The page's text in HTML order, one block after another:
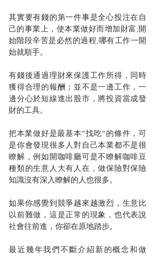
其實要有錢的第一件事是全心投注在自
己的事業上，使本業做好而增加財富;開
始階段辛苦是必然的過程,哪有工作一開
始就順手。
有錢後通過理財來保護工作所得，同時
獲得合理的報酬；並不是一邊工作，一
邊分心於短線進出股市，將投資當成發
財的工具。
把本業做好是最基本“找吃”的條件，可
是你會發現很多人對自己本業都不是很
瞭解，例如開咖啡廳可是不瞭解咖啡豆
種類的生意人大有人在，做保險對保險
知識沒有深入瞭解的人也很多。
如果你感覺到競爭越來越激烈，生意比
以前難做，這是正常的現象，也代表說
社會往前進，你卻在原地踏步。
最近幾年我們不斷介紹新的概念和做